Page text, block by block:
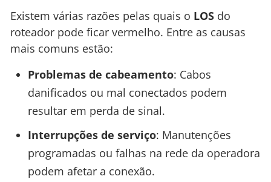
Existem várias razões pelas quais o LOS do
roteador pode ficar vermelho. Entre as causas
mais comuns estão:
Problemas de cabeamento: Cabos
danificados ou mal conectados podem
resultar em perda de sinal.
Interrupções de serviço: Manutenções
programadas ou falhas na rede da operadora
podem afetar a conexão.